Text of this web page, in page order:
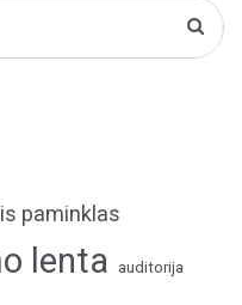
paminklas
lenta auditorija